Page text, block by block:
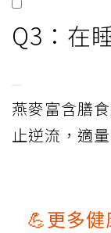
Q3：在
燕麥富含膳
止逆流，適
💪更多